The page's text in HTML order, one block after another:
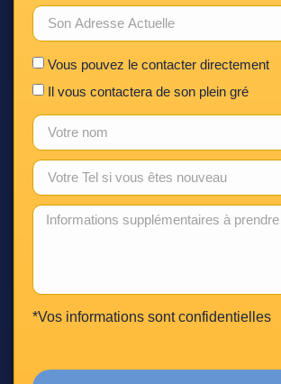
Vous pouvez le contacter directement
Il vous contactera de son plein gré
*Vos informations sont confidentielles